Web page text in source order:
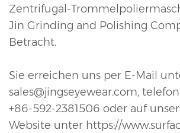
Zentrifugal-
Jin Grinding and Polishing
Betracht.
Sie erreichen uns per E-Mail
sales@jingseyewear.com,
+86-592-2381506 oder auf
Website unter https://